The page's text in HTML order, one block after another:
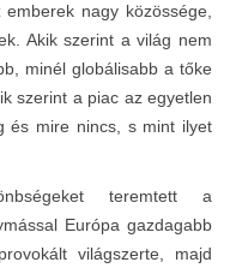
nagy közössége,
Akik szerint a világ nem
minél globálisabb a tőke
szerint a piac az egyetlen
és mire nincs, s mint ilyet
teremtett a
Európa gazdagabb
világszerte, majd